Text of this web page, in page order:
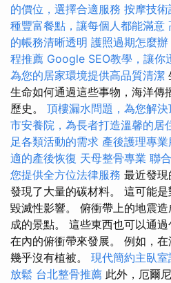
的價位，選擇合適服務 按摩技術
種豐富餐點，讓每個人都能滿意
的帳務清晰透明 護照過期怎麼
程推薦 Google SEO教學，讓你
為您的居家環境提供高品質清潔
生命如何通過這些事物，海洋傳
歷史。 頂樓漏水問題，為您解
市安養院，為長者打造溫馨的居
足各類活動的需求 產後護理專
適的產後恢復 天母整骨專業 聯
您提供全方位法律服務 最近發
發現了大量的碳材料。 這可能
毀滅性影響。 俯衝帶上的地震
成的景點。 這些東西也可以通
在內的俯衝帶來發展。 例如，
幾乎沒有植被。 現代簡約主臥
放鬆 台北整骨推薦 此外，厄爾